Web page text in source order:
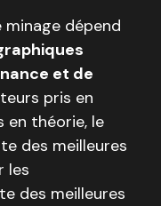
minage dépend
et de
pris en
en théorie, le
des meilleures
les
des meilleures